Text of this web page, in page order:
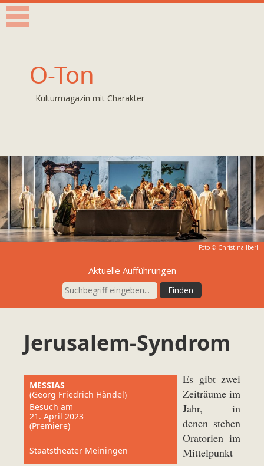
O-Ton
Kulturmagazin mit Charakter
Foto © Christina Iberl
Aktuelle Aufführungen
Jerusalem-Syndrom
MESSIAS
(Georg Friedrich Händel)
Besuch am
21. April 2023
(Premiere)
Staatstheater Meiningen
Es gibt zwei
Zeiträume im
Jahr, in
denen stehen
Oratorien im
Mittelpunkt